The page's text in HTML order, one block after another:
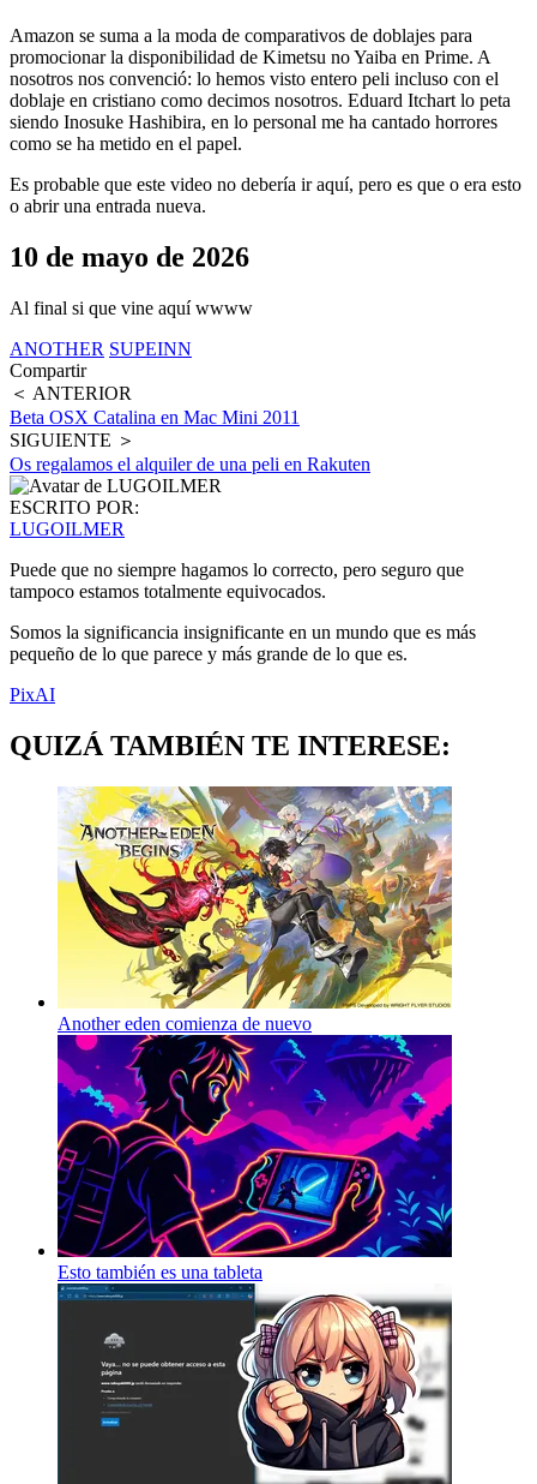
Amazon se suma a la moda de comparativos de doblajes para
promocionar la disponibilidad de Kimetsu no Yaiba en Prime. A
nosotros nos convenció: lo hemos visto entero peli incluso con el
doblaje en cristiano como decimos nosotros. Eduard Itchart lo peta
siendo Inosuke Hashibira, en lo personal me ha cantado horrores
como se ha metido en el papel.
Es probable que este video no debería ir aquí, pero es que o era esto
o abrir una entrada nueva.
10 de mayo de 2026
Al final si que vine aquí wwww
ANOTHER SUPEINN
Compartir
＜ ANTERIOR
Beta OSX Catalina en Mac Mini 2011
SIGUIENTE ＞
Os regalamos el alquiler de una peli en Rakuten
ESCRITO POR:
LUGOILMER
Puede que no siempre hagamos lo correcto, pero seguro que
tampoco estamos totalmente equivocados.
Somos la significancia insignificante en un mundo que es más
pequeño de lo que parece y más grande de lo que es.
PixAI
QUIZÁ TAMBIÉN TE INTERESE:
Another eden comienza de nuevo
Esto también es una tableta